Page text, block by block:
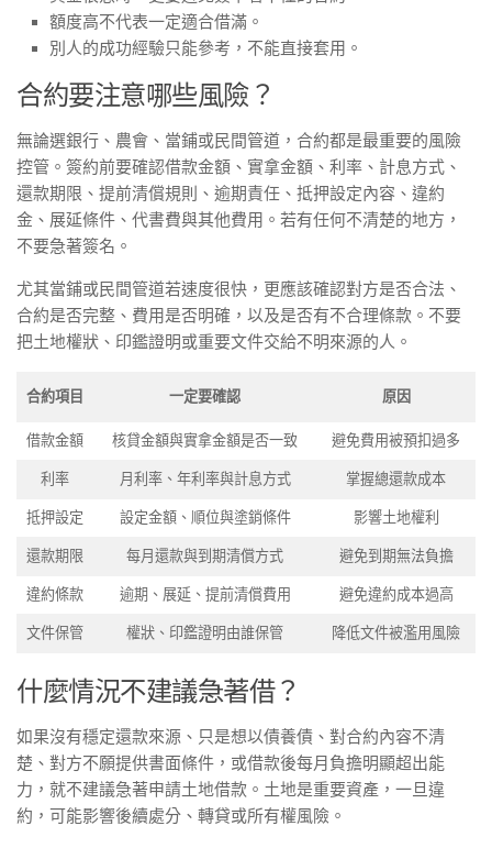
額度高不代表一定適合借滿。
別人的成功經驗只能參考，不能直接套用。
合約要注意哪些風險？
無論選銀行、農會、當鋪或民間管道，合約都是最重要的風險
控管。簽約前要確認借款金額、實拿金額、利率、計息方式、
還款期限、提前清償規則、逾期責任、抵押設定內容、違約
金、展延條件、代書費與其他費用。若有任何不清楚的地方，
不要急著簽名。
尤其當鋪或民間管道若速度很快，更應該確認對方是否合法、
合約是否完整、費用是否明確，以及是否有不合理條款。不要
把土地權狀、印鑑證明或重要文件交給不明來源的人。
合約項目 一定要確認 原因
借款金額 核貸金額與實拿金額是否一致 避免費用被預扣過多
利率 月利率、年利率與計息方式 掌握總還款成本
抵押設定 設定金額、順位與塗銷條件 影響土地權利
還款期限 每月還款與到期清償方式 避免到期無法負擔
違約條款 逾期、展延、提前清償費用 避免違約成本過高
文件保管 權狀、印鑑證明由誰保管 降低文件被濫用風險
什麼情況不建議急著借？
如果沒有穩定還款來源、只是想以債養債、對合約內容不清
楚、對方不願提供書面條件，或借款後每月負擔明顯超出能
力，就不建議急著申請土地借款。土地是重要資產，一旦違
約，可能影響後續處分、轉貸或所有權風險。